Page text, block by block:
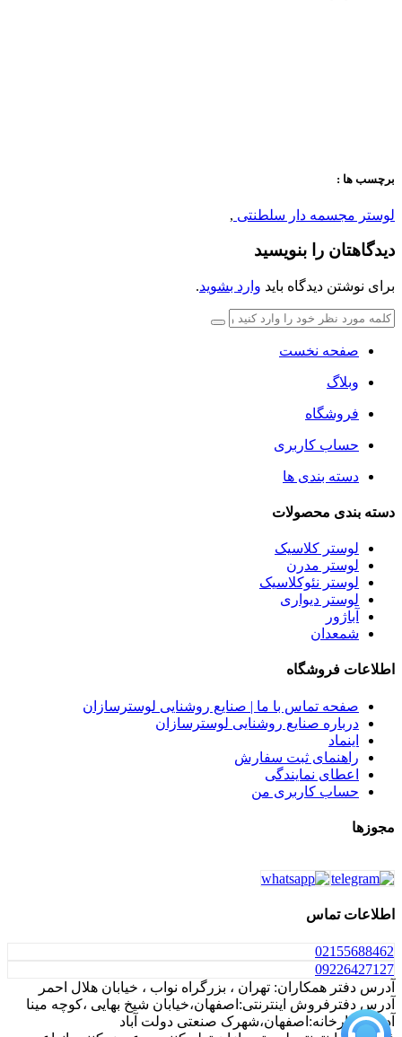
برچسب ها :
لوستر مجسمه دار سلطنتی ,
دیدگاهتان را بنویسید
برای نوشتن دیدگاه باید وارد بشوید.
صفحه نخست
وبلاگ
فروشگاه
حساب کاربری
دسته بندی ها
دسته بندی محصولات
لوستر کلاسیک
لوستر مدرن
لوستر نئوکلاسیک
لوستر دیواری
آباژور
شمعدان
اطلاعات فروشگاه
صفحه تماس با ما | صنایع روشنایی لوسترسازان
درباره صنایع روشنایی لوسترسازان
اینماد
راهنمای ثبت سفارش
اعطای نمایندگی
حساب کاربری من
مجوزها
اطلاعات تماس
021 55688462
09226427127
آدرس دفتر همکاران: تهران ، بزرگراه نواب ، خیابان هلال احمر
آدرس دفترفروش اینترنتی:اصفهان،خیابان شیخ بهایی ،کوچه مینا
آدرس کارخانه:اصفهان،شهرک صنعتی دولت آباد